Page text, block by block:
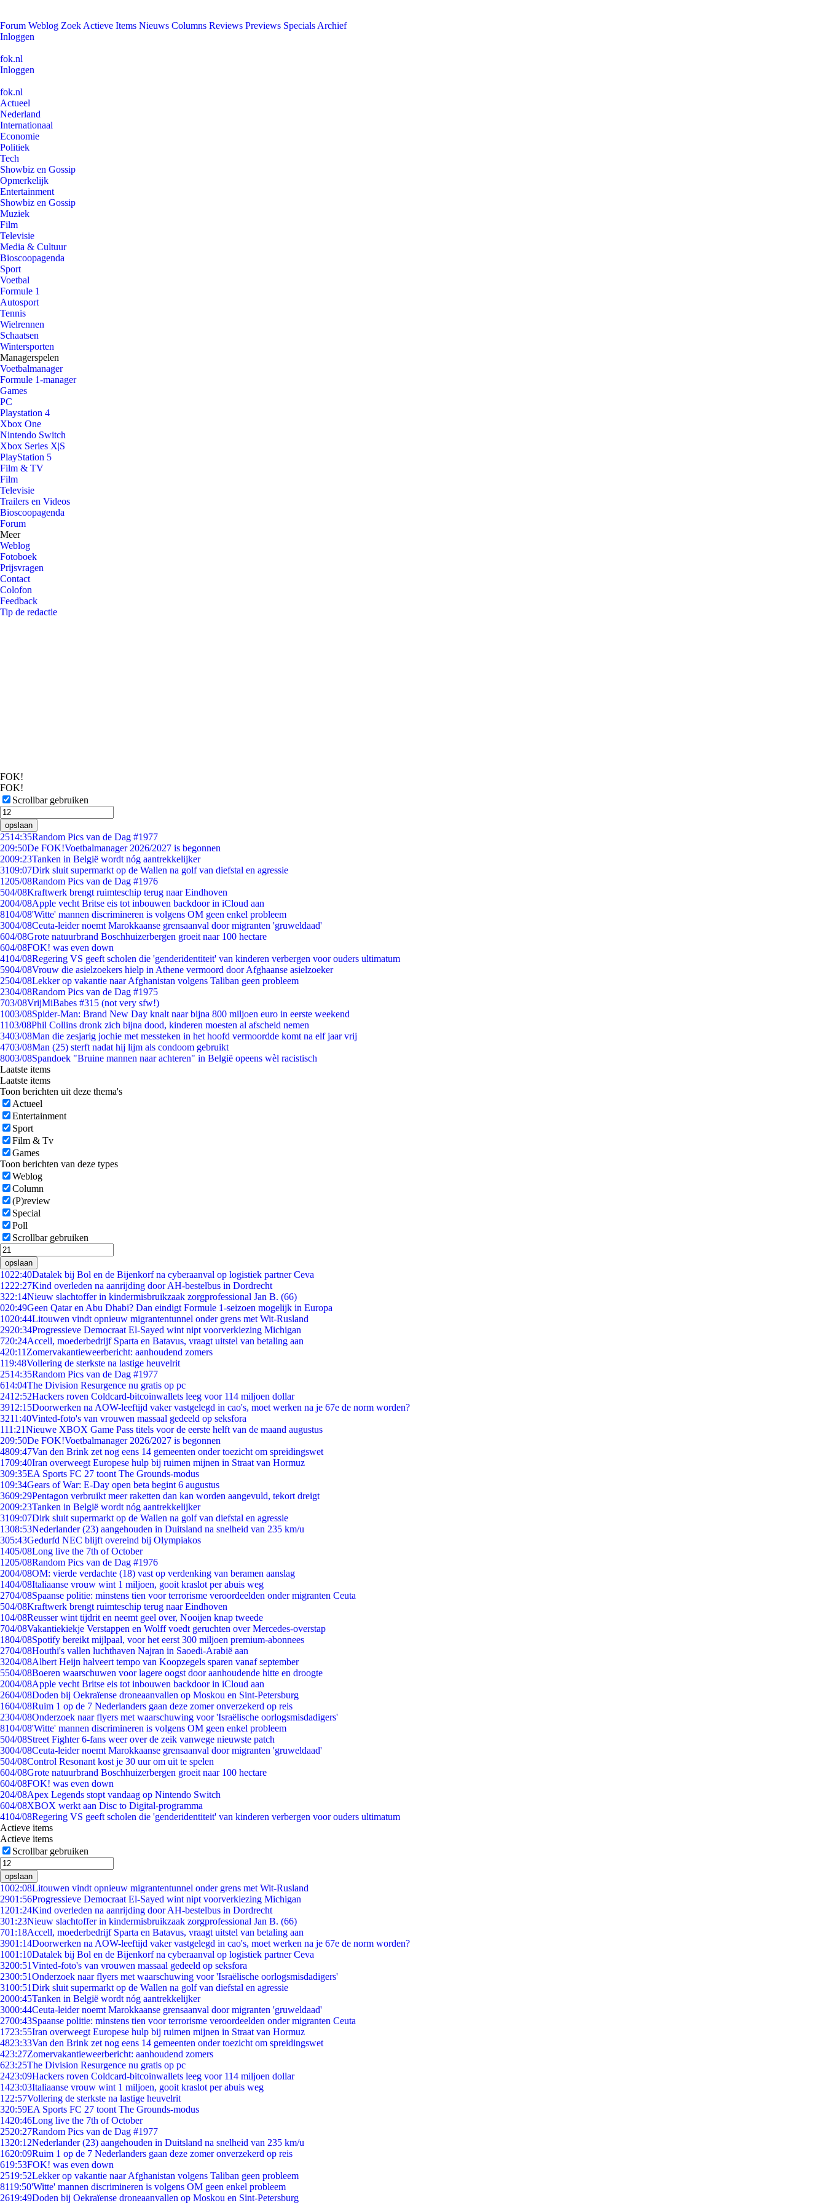
Forum Weblog Zoek Actieve Items Nieuws Columns Reviews Previews Specials Archief
Inloggen
fok.nl
Inloggen
fok.nl
Actueel
Nederland
Internationaal
Economie
Politiek
Tech
Showbiz en Gossip
Opmerkelijk
Entertainment
Showbiz en Gossip
Muziek
Film
Televisie
Media & Cultuur
Bioscoopagenda
Sport
Voetbal
Formule 1
Autosport
Tennis
Wielrennen
Schaatsen
Wintersporten
Managerspelen
Voetbalmanager
Formule 1-manager
Games
PC
Playstation 4
Xbox One
Nintendo Switch
Xbox Series X|S
PlayStation 5
Film & TV
Film
Televisie
Trailers en Videos
Bioscoopagenda
Forum
Meer
Weblog
Fotoboek
Prijsvragen
Contact
Colofon
Feedback
Tip de redactie
FOK!
FOK!
Scrollbar gebruiken
opslaan
2514:35Random Pics van de Dag #1977
209:50De FOK!Voetbalmanager 2026/2027 is begonnen
2009:23Tanken in België wordt nóg aantrekkelijker
3109:07Dirk sluit supermarkt op de Wallen na golf van diefstal en agressie
1205/08Random Pics van de Dag #1976
504/08Kraftwerk brengt ruimteschip terug naar Eindhoven
2004/08Apple vecht Britse eis tot inbouwen backdoor in iCloud aan
8104/08'Witte' mannen discrimineren is volgens OM geen enkel probleem
3004/08Ceuta-leider noemt Marokkaanse grensaanval door migranten 'gruweldaad'
604/08Grote natuurbrand Boschhuizerbergen groeit naar 100 hectare
604/08FOK! was even down
4104/08Regering VS geeft scholen die 'genderidentiteit' van kinderen verbergen voor ouders ultimatum
5904/08Vrouw die asielzoekers hielp in Athene vermoord door Afghaanse asielzoeker
2504/08Lekker op vakantie naar Afghanistan volgens Taliban geen probleem
2304/08Random Pics van de Dag #1975
703/08VrijMiBabes #315 (not very sfw!)
1003/08Spider-Man: Brand New Day knalt naar bijna 800 miljoen euro in eerste weekend
1103/08Phil Collins dronk zich bijna dood, kinderen moesten al afscheid nemen
3403/08Man die zesjarig jochie met messteken in het hoofd vermoordde komt na elf jaar vrij
4703/08Man (25) sterft nadat hij lijm als condoom gebruikt
8003/08Spandoek "Bruine mannen naar achteren" in België opeens wèl racistisch
Laatste items
Laatste items
Toon berichten uit deze thema's
Actueel
Entertainment
Sport
Film & Tv
Games
Toon berichten van deze types
Weblog
Column
(P)review
Special
Poll
Scrollbar gebruiken
opslaan
1022:40Datalek bij Bol en de Bijenkorf na cyberaanval op logistiek partner Ceva
1222:27Kind overleden na aanrijding door AH-bestelbus in Dordrecht
322:14Nieuw slachtoffer in kindermisbruikzaak zorgprofessional Jan B. (66)
020:49Geen Qatar en Abu Dhabi? Dan eindigt Formule 1-seizoen mogelijk in Europa
1020:44Litouwen vindt opnieuw migrantentunnel onder grens met Wit-Rusland
2920:34Progressieve Democraat El-Sayed wint nipt voorverkiezing Michigan
720:24Accell, moederbedrijf Sparta en Batavus, vraagt uitstel van betaling aan
420:11 Zomervakantieweerbericht: aanhoudend zomers
119:48Vollering de sterkste na lastige heuvelrit
2514:35Random Pics van de Dag #1977
614:04The Division Resurgence nu gratis op pc
2412:52Hackers roven Coldcard-bitcoinwallets leeg voor 114 miljoen dollar
3912:15Doorwerken na AOW-leeftijd vaker vastgelegd in cao's, moet werken na je 67e de norm worden?
3211:40Vinted-foto's van vrouwen massaal gedeeld op seksfora
111:21Nieuwe XBOX Game Pass titels voor de eerste helft van de maand augustus
209:50De FOK!Voetbalmanager 2026/2027 is begonnen
4809:47Van den Brink zet nog eens 14 gemeenten onder toezicht om spreidingswet
1709:40Iran overweegt Europese hulp bij ruimen mijnen in Straat van Hormuz
309:35EA Sports FC 27 toont The Grounds-modus
109:34Gears of War: E-Day open beta begint 6 augustus
3609:29Pentagon verbruikt meer raketten dan kan worden aangevuld, tekort dreigt
2009:23Tanken in België wordt nóg aantrekkelijker
3109:07Dirk sluit supermarkt op de Wallen na golf van diefstal en agressie
1308:53Nederlander (23) aangehouden in Duitsland na snelheid van 235 km/u
305:43Gedurfd NEC blijft overeind bij Olympiakos
1405/08Long live the 7th of October
1205/08Random Pics van de Dag #1976
2004/08OM: vierde verdachte (18) vast op verdenking van beramen aanslag
1404/08Italiaanse vrouw wint 1 miljoen, gooit kraslot per abuis weg
2704/08Spaanse politie: minstens tien voor terrorisme veroordeelden onder migranten Ceuta
504/08Kraftwerk brengt ruimteschip terug naar Eindhoven
104/08Reusser wint tijdrit en neemt geel over, Nooijen knap tweede
704/08Vakantiekiekje Verstappen en Wolff voedt geruchten over Mercedes-overstap
1804/08Spotify bereikt mijlpaal, voor het eerst 300 miljoen premium-abonnees
2704/08Houthi's vallen luchthaven Najran in Saoedi-Arabië aan
3204/08Albert Heijn halveert tempo van Koopzegels sparen vanaf september
5504/08Boeren waarschuwen voor lagere oogst door aanhoudende hitte en droogte
2004/08Apple vecht Britse eis tot inbouwen backdoor in iCloud aan
2604/08Doden bij Oekraïense droneaanvallen op Moskou en Sint-Petersburg
1604/08Ruim 1 op de 7 Nederlanders gaan deze zomer onverzekerd op reis
2304/08Onderzoek naar flyers met waarschuwing voor 'Israëlische oorlogsmisdadigers'
8104/08'Witte' mannen discrimineren is volgens OM geen enkel probleem
504/08Street Fighter 6-fans weer over de zeik vanwege nieuwste patch
3004/08Ceuta-leider noemt Marokkaanse grensaanval door migranten 'gruweldaad'
504/08Control Resonant kost je 30 uur om uit te spelen
604/08Grote natuurbrand Boschhuizerbergen groeit naar 100 hectare
604/08FOK! was even down
204/08Apex Legends stopt vandaag op Nintendo Switch
604/08XBOX werkt aan Disc to Digital-programma
4104/08Regering VS geeft scholen die 'genderidentiteit' van kinderen verbergen voor ouders ultimatum
Actieve items
Actieve items
Scrollbar gebruiken
opslaan
1002:08Litouwen vindt opnieuw migrantentunnel onder grens met Wit-Rusland
2901:56Progressieve Democraat El-Sayed wint nipt voorverkiezing Michigan
1201:24Kind overleden na aanrijding door AH-bestelbus in Dordrecht
301:23Nieuw slachtoffer in kindermisbruikzaak zorgprofessional Jan B. (66)
701:18Accell, moederbedrijf Sparta en Batavus, vraagt uitstel van betaling aan
3901:14Doorwerken na AOW-leeftijd vaker vastgelegd in cao's, moet werken na je 67e de norm worden?
1001:10Datalek bij Bol en de Bijenkorf na cyberaanval op logistiek partner Ceva
3200:51Vinted-foto's van vrouwen massaal gedeeld op seksfora
2300:51Onderzoek naar flyers met waarschuwing voor 'Israëlische oorlogsmisdadigers'
3100:51Dirk sluit supermarkt op de Wallen na golf van diefstal en agressie
2000:45Tanken in België wordt nóg aantrekkelijker
3000:44Ceuta-leider noemt Marokkaanse grensaanval door migranten 'gruweldaad'
2700:43Spaanse politie: minstens tien voor terrorisme veroordeelden onder migranten Ceuta
1723:55Iran overweegt Europese hulp bij ruimen mijnen in Straat van Hormuz
4823:33Van den Brink zet nog eens 14 gemeenten onder toezicht om spreidingswet
423:27Zomervakantieweerbericht: aanhoudend zomers
623:25The Division Resurgence nu gratis op pc
2423:09Hackers roven Coldcard-bitcoinwallets leeg voor 114 miljoen dollar
1423:03Italiaanse vrouw wint 1 miljoen, gooit kraslot per abuis weg
1 22:57Vollering de sterkste na lastige heuvelrit
320:59EA Sports FC 27 toont The Grounds-modus
1420:46Long live the 7th of October
2520:27Random Pics van de Dag #1977
1320:12Nederlander (23) aangehouden in Duitsland na snelheid van 235 km/u
1620:09Ruim 1 op de 7 Nederlanders gaan deze zomer onverzekerd op reis
619:53FOK! was even down
2519:52Lekker op vakantie naar Afghanistan volgens Taliban geen probleem
8119:50'Witte' mannen discrimineren is volgens OM geen enkel probleem
2619:49Doden bij Oekraïense droneaanvallen op Moskou en Sint-Petersburg